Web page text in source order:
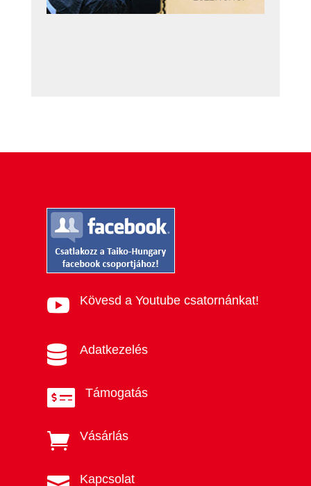
 Kövesd a Youtube csatornánkat!
 Adatkezelés
 Támogatás
 Vásárlás
Kapcsolat